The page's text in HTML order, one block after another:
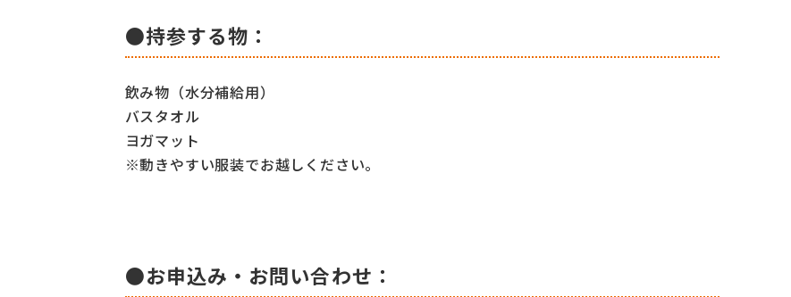
●持参する物：
飲み物（水分補給用）
バスタオル
ヨガマット
※動きやすい服装でお越しください。
●お申込み・お問い合わせ：